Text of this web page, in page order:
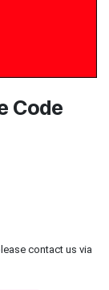
Code
contact us via